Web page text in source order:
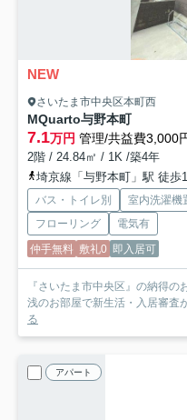
NEW
さいたま市中央区本町西
MQuarto与野本町
7.1万円 管理/共益費3,000
2階 / 24.84㎡ / 1K /築4年
埼京線「与野本町」駅 徒歩
バス・トイレ別 室内洗濯機
フローリング
電気有
仲手無料 敷礼0 即入居可
『さいたま市中央区』の納得
浅のお部屋で新生活・入居審査
る
アパート